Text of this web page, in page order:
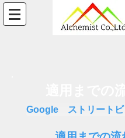
Google ストリートビ